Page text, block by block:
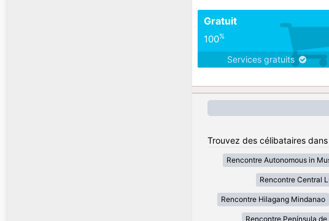
Gratuit
100%
Services gratuits
Trouvez des célibataires
Rencontre Autonomous in
Rencontre Central
Rencontre Hilagang Mindanao
Rencontre Península